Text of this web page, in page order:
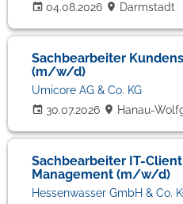
04.08.2026
Darmstadt
Sachbearbeiter
(m/w/d)
30.07.2026
Umicore AG & Co. KG
Hanau-
Sachbearbeiter IT-
Management (m/w/d)
Hessenwasser GmbH & Co.